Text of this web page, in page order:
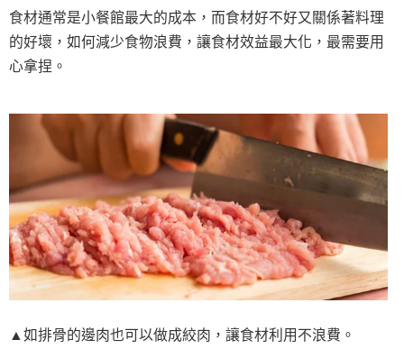
食材通常是小餐館最大的成本，而食材好不好又關係著料理
的好壞，如何減少食物浪費，讓食材效益最大化，最需要用
心拿捏。
▲如排骨的邊肉也可以做成絞肉，讓食材利用不浪費。